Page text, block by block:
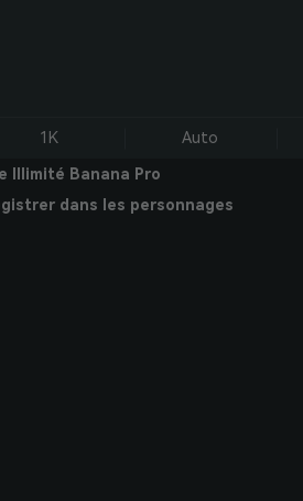
1K Auto
Illimité Banana Pro
dans les personnages